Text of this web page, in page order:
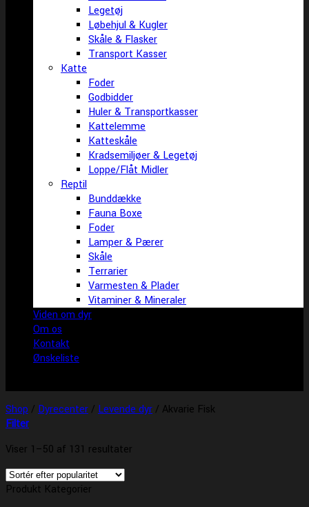
Legetøj
Løbehjul & Kugler
Skåle & Flasker
Transport Kasser
Katte
Foder
Godbidder
Huler & Transportkasser
Kattelemme
Katteskåle
Kradsemiljøer & Legetøj
Loppe/Flåt Midler
Reptil
Bunddække
Fauna Boxe
Foder
Lamper & Pærer
Skåle
Terrarier
Varmesten & Plader
Vitaminer & Mineraler
Viden om dyr
Om os
Kontakt
Ønskeliste
Shop / Dyrecenter / Levende dyr / Akvarie Fisk
Filter
Viser 1–50 af 131 resultater
Produkt Kategorier